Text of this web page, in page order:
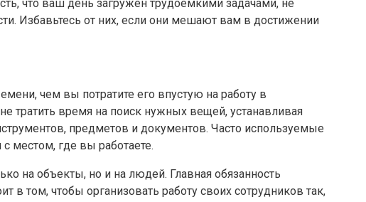
что ваш день загружен трудоемкими задачами, не
Избавьтесь от них, если они мешают вам в достижении
чем вы потратите его впустую на работу в
тратить время на поиск нужных вещей, устанавливая
предметов и документов. Часто используемые
местом, где вы работаете.
на объекты, но и на людей. Главная обязанность
в том, чтобы организовать работу своих сотрудников так,